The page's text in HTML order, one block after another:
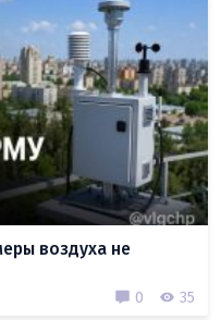
воздуха не
0 35